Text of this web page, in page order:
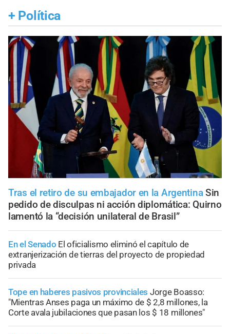
+ Política
Tras el retiro de su embajador en la Argentina Sin
pedido de disculpas ni acción diplomática: Quirno
lamentó la “decisión unilateral de Brasil”
En el Senado El oficialismo eliminó el capítulo de
extranjerización de tierras del proyecto de propiedad
privada
Tope en haberes pasivos provinciales Jorge Boasso:
"Mientras Anses paga un máximo de $ 2,8 millones, la
Corte avala jubilaciones que pasan los $ 18 millones"